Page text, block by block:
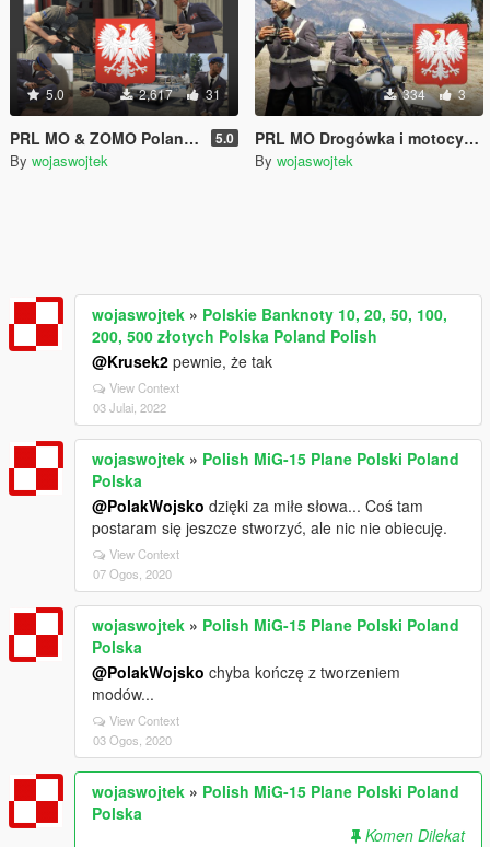
5.0 2,617 31
PRL MO & ZOMO Poland Polska Polish Polski 5.0
By wojaswojtek
334 3
PRL MO Drogówka i motocykl Milicji Obywatelskiej Poland Polska Polish Polski
By wojaswojtek
wojaswojtek » Polskie Banknoty 10, 20, 50, 100,
200, 500 złotych Polska Poland Polish
@Krusek2 pewnie, że tak
View Context
03 Julai, 2022
wojaswojtek » Polish MiG-15 Plane Polski Poland
Polska
@PolakWojsko dzięki za miłe słowa... Coś tam
postaram się jeszcze stworzyć, ale nic nie obiecuję.
View Context
07 Ogos, 2020
wojaswojtek » Polish MiG-15 Plane Polski Poland
Polska
@PolakWojsko chyba kończę z tworzeniem
modów...
View Context
03 Ogos, 2020
wojaswojtek » Polish MiG-15 Plane Polski Poland
Polska
Komen Dilekat